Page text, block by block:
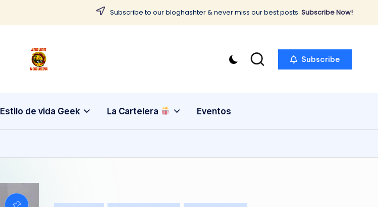
Subscribe to our bloghashter & never miss our best posts. Subscribe Now!
J
g
u
a
CONTENIDO
Subscribe
Estilo de vida Geek La Cartelera Eventos